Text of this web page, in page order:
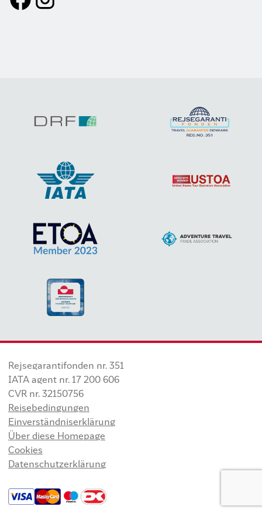
Rejsegarantifonden nr. 351
IATA agent nr. 17 200 606
CVR nr. 32150756
Reisebedingungen
Einverständniserklärung
Über diese Homepage
Cookies
Datenschutzerklärung